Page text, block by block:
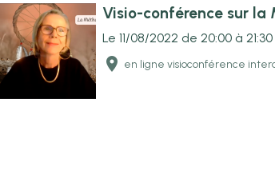
Visio-conférence sur la
Le 11/08/2022 de 20:00 à 21:30
en ligne visioconférence